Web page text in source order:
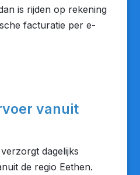
is rijden op rekening
facturatie per e-
vanuit
dagelijks
de regio Eethen.